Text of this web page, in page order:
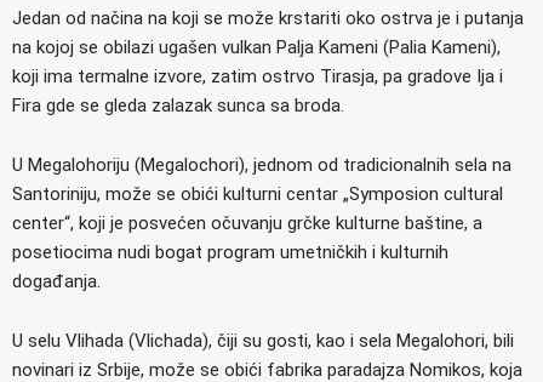
Jedan od načina na koji se može krstariti oko ostrva je i putanja
na kojoj se obilazi ugašen vulkan Palja Kameni (Palia Kameni),
koji ima termalne izvore, zatim ostrvo Tirasja, pa gradove Ija i
Fira gde se gleda zalazak sunca sa broda.
U Megalohoriju (Megalochori), jednom od tradicionalnih sela na
Santoriniju, može se obići kulturni centar „Symposion cultural
center“, koji je posvećen očuvanju grčke kulturne baštine, a
posetiocima nudi bogat program umetničkih i kulturnih
događanja.
U selu Vlihada (Vlichada), čiji su gosti, kao i sela Megalohori, bili
novinari iz Srbije, može se obići fabrika paradajza Nomikos, koja